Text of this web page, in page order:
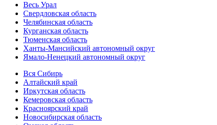
Весь Урал
Свердловская область
Челябинская область
Курганская область
Тюменская область
Ханты-Мансийский автономный округ
Ямало-Ненецкий автономный округ
Вся Сибирь
Алтайский край
Иркутская область
Кемеровская область
Красноярский край
Новосибирская область